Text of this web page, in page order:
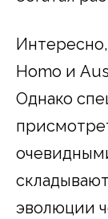
Homo и
Однако
эволюции